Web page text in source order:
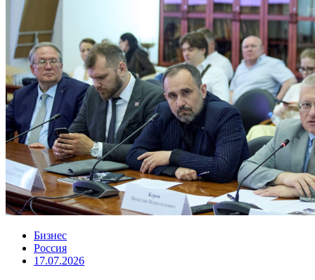
Бизнес
Россия
17.07.2026